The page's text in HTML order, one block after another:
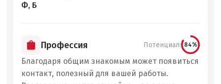
Ф, Б
Профессия Потенциал: 84%
Благодаря общим знакомым может появиться
контакт, полезный для вашей работы.